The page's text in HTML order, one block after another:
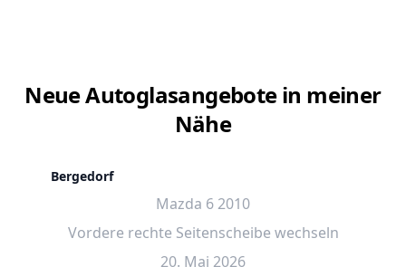
Neue Autoglasangebote in meiner
Nähe
Bergedorf
Mazda 6 2010
Vordere rechte Seitenscheibe wechseln
20. Mai 2026